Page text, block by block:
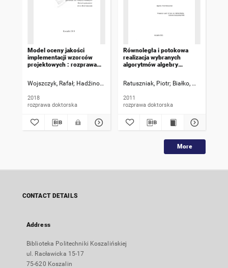
Model oceny jakości
implementacji wzorców
projektowych : rozprawa
Wojszczyk, Rafał Hadžinov, Volodimir Vìtalìjovič [Promotor]
2018
rozprawa doktorska
Równoległa i potokowa
realizacja wybranych
algorytmów algebry
rozprawa doktorska
Ratuszniak, Piotr Białko, Michał
2011
rozprawa doktorska
More
CONTACT DETAILS
Address
Biblioteka Politechniki Koszalińskiej
ul. Racławicka 15-17
75-620 Koszalin